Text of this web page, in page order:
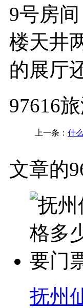
9号房
楼天井
的展厅
97616
上一条： 什
文章的
抚州